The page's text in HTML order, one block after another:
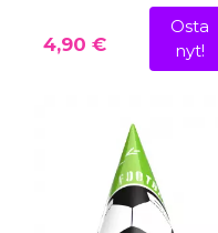
4,90 €
Osta
nyt!